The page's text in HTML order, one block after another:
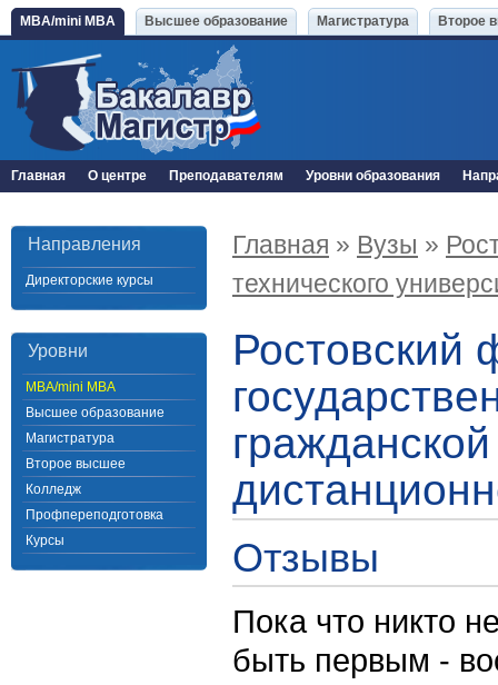
MBA/mini MBA Высшее образование Магистратура Второе
Главная О центре Преподавателям Уровни образования
Направления
Директорские курсы
Уровни
MBA/mini MBA
Высшее образование
Магистратура
Второе высшее
Колледж
Профпереподготовка
Курсы
Главная » Вузы »
технического
Ростовский
Отзывы
Пока что никто
быть первым -